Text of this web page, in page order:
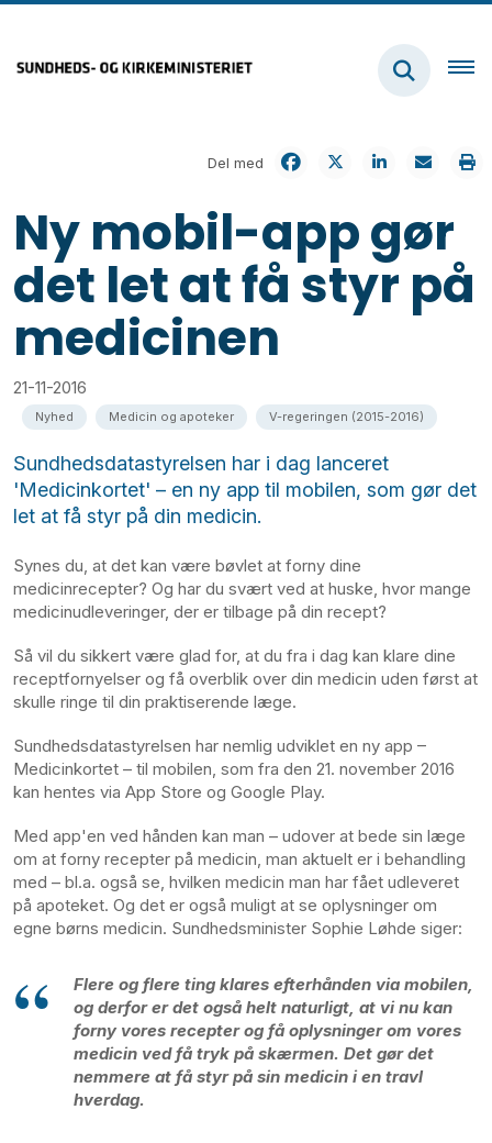
Del med
Ny mobil-app gør
det let at få styr på
medicinen
21-11-2016
Nyhed Medicin og apoteker V-regeringen (2015-2016)
Sundhedsdatastyrelsen har i dag lanceret
'Medicinkortet' – en ny app til mobilen, som gør det
let at få styr på din medicin.
Synes du, at det kan være bøvlet at forny dine
medicinrecepter? Og har du svært ved at huske, hvor mange
medicinudleveringer, der er tilbage på din recept?
Så vil du sikkert være glad for, at du fra i dag kan klare dine
receptfornyelser og få overblik over din medicin uden først at
skulle ringe til din praktiserende læge.
Sundhedsdatastyrelsen har nemlig udviklet en ny app –
Medicinkortet – til mobilen, som fra den 21. november 2016
kan hentes via App Store og Google Play.
Med app'en ved hånden kan man – udover at bede sin læge
om at forny recepter på medicin, man aktuelt er i behandling
med – bl.a. også se, hvilken medicin man har fået udleveret
på apoteket. Og det er også muligt at se oplysninger om
egne børns medicin. Sundhedsminister Sophie Løhde siger:
Flere og flere ting klares efterhånden via mobilen,
og derfor er det også helt naturligt, at vi nu kan
forny vores recepter og få oplysninger om vores
medicin ved få tryk på skærmen. Det gør det
nemmere at få styr på sin medicin i en travl
hverdag.